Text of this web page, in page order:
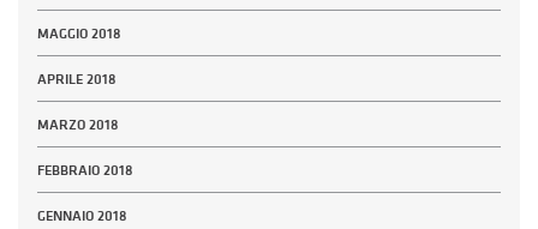
MAGGIO 2018
APRILE 2018
MARZO 2018
FEBBRAIO 2018
GENNAIO 2018